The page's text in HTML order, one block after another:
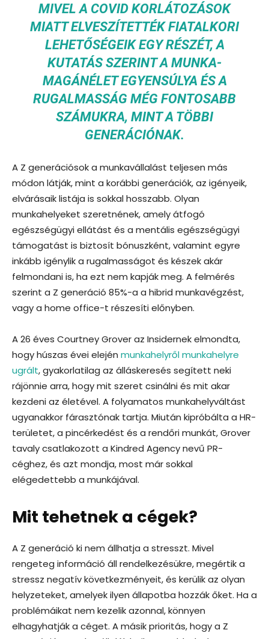
MIVEL A COVID KORLÁTOZÁSOK
MIATT ELVESZÍTETTÉK FIATALKORI
LEHETŐSÉGEIK EGY RÉSZÉT, A
KUTATÁS SZERINT A MUNKA-
MAGÁNÉLET EGYENSÚLYA ÉS A
RUGALMASSÁG MÉG FONTOSABB
SZÁMUKRA, MINT A TÖBBI
GENERÁCIÓNAK.
A Z generációsok a munkavállalást teljesen más
módon látják, mint a korábbi generációk, az igényeik,
elvárásaik listája is sokkal hosszabb. Olyan
munkahelyeket szeretnének, amely átfogó
egészségügyi ellátást és a mentális egészségügyi
támogatást is biztosít bónuszként, valamint egyre
inkább igénylik a rugalmasságot és készek akár
felmondani is, ha ezt nem kapják meg. A felmérés
szerint a Z generáció 85%-a a hibrid munkavégzést,
vagy a home office-t részesíti előnyben.
A 26 éves Courtney Grover az Insidernek elmondta,
hogy húszas évei elején munkahelyről munkahelyre
ugrált, gyakorlatilag az álláskeresés segített neki
rájönnie arra, hogy mit szeret csinálni és mit akar
kezdeni az életével. A folyamatos munkahelyváltást
ugyanakkor fárasztónak tartja. Miután kipróbálta a HR-
területet, a pincérkedést és a rendőri munkát, Grover
tavaly csatlakozott a Kindred Agency nevű PR-
céghez, és azt mondja, most már sokkal
elégedettebb a munkájával.
Mit tehetnek a cégek?
A Z generáció ki nem állhatja a stresszt. Mivel
rengeteg információ áll rendelkezésükre, megértik a
stressz negatív következményeit, és kerülik az olyan
helyzeteket, amelyek ilyen állapotba hozzák őket. Ha a
problémáikat nem kezelik azonnal, könnyen
elhagyhatják a céget. A másik prioritás, hogy a Z